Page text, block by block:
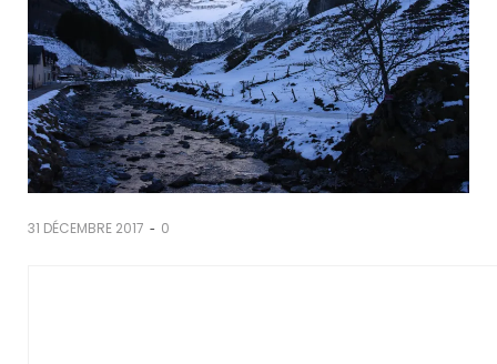
31 DÉCEMBRE 2017 - 0